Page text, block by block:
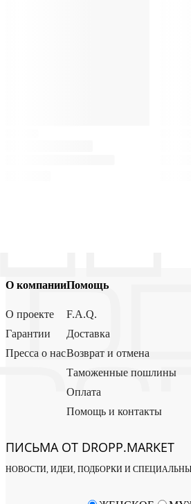
О компании
О проекте
Гарантии
Пресса о нас
Помощь
F.A.Q.
Доставка
Возврат и отмена
Таможенные пошлины
Оплата
Помощь и контакты
ПИСЬМА ОТ DROPP.MARKET
НОВОСТИ, ИДЕИ, ПОДБОРКИ И